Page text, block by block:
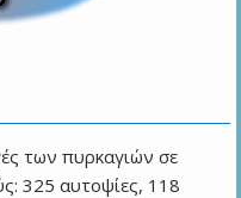
των πυρκαγιών σε
325 αυτοψίες, 118